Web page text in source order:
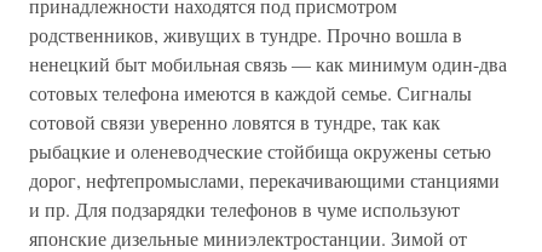
принадлежности находятся под присмотром
родственников, живущих в тундре. Прочно вошла в
ненецкий быт мобильная связь — как минимум один-два
сотовых телефона имеются в каждой семье. Сигналы
сотовой связи уверенно ловятся в тундре, так как
рыбацкие и оленеводческие стойбища окружены сетью
дорог, нефтепромыслами, перекачивающими станциями
и пр. Для подзарядки телефонов в чуме используют
японские дизельные миниэлектростанции. Зимой от